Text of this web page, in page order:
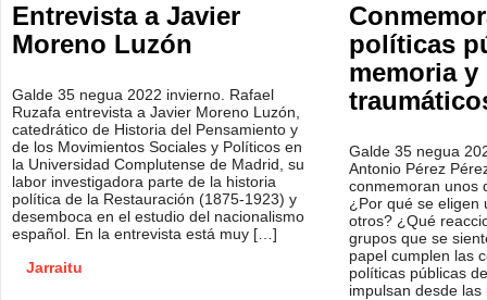
Entrevista a Javier
Moreno Luzón
Galde 35 negua 2022 invierno. Rafael
Ruzafa entrevista a Javier Moreno Luzón,
catedrático de Historia del Pensamiento y
de los Movimientos Sociales y Políticos en
la Universidad Complutense de Madrid, su
labor investigadora parte de la historia
política de la Restauración (1875-1923) y
desemboca en el estudio del nacionalismo
español. En la entrevista está muy […]
Jarraitu
políticas
memoria y
Galde 35 negua
Antonio Pérez
conmemoran unos
¿Por qué se eligen
otros? ¿Qué
grupos que se
papel cumplen las
políticas públicas
impulsan desde las